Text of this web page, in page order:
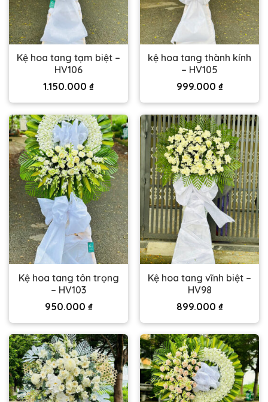
Kệ hoa tang tạm biệt –
HV106
1.150.000 ₫
kệ hoa tang thành kính
– HV105
999.000 ₫
Kệ hoa tang tôn trọng
– HV103
950.000 ₫
Kệ hoa tang vĩnh biệt –
HV98
899.000 ₫